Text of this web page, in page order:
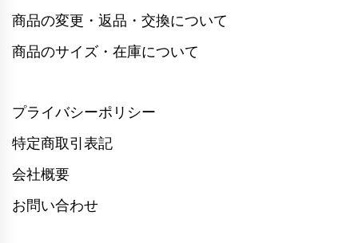
商品の変更・返品・交換について
商品のサイズ・在庫について
プライバシーポリシー
特定商取引表記
会社概要
お問い合わせ